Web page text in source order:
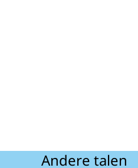
Andere talen